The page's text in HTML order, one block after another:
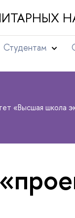
Студентам
«Высшая школа